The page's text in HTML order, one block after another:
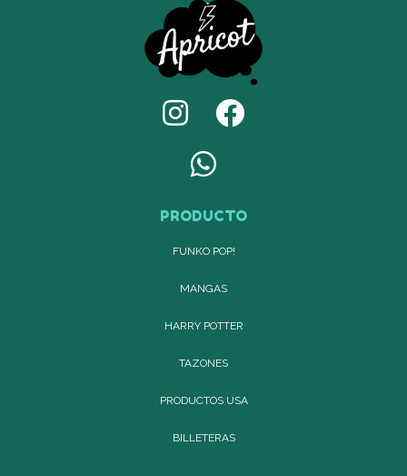
PRODUCTO
FUNKO POP!
MANGAS
HARRY POTTER
TAZONES
PRODUCTOS USA
BILLETERAS